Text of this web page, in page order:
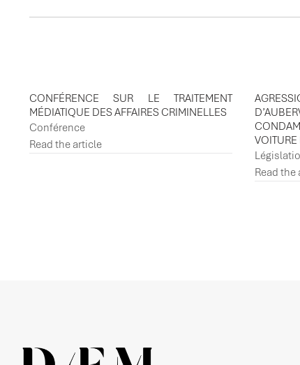
ACTUALITES
CONFÉRENCE SUR LE TRAITEMENT
MÉDIATIQUE DES AFFAIRES CRIMINELLES
Conférence
Read the article
Read the